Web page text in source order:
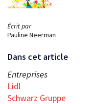
Écrit par
Pauline Neerman
Dans cet article
Entreprises
Lidl
Schwarz Gruppe